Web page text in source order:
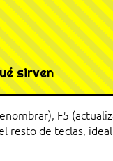
sirven
F5
resto de teclas,